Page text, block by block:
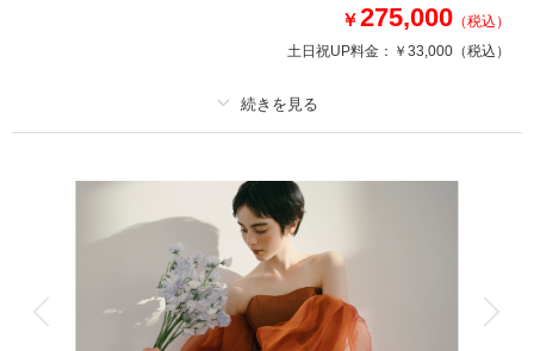
￥275,000 （税込）
土日祝UP料金： ￥33,000 （税込）
新婦衣装1着
ヘアメイク
データ 200 カット
会食
家族用衣装レンタル